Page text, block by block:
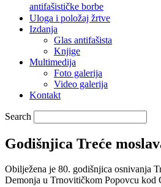
antifašističke borbe
Uloga i položaj žrtve
Izdanja
Glas antifašista
Knjige
Multimedija
Foto galerija
Video galerija
Kontakt
Search
Godišnjica Treće
Obilježena je 80. godišnjica osnivanja
Demonja u Trnovitičkom Popovcu kod